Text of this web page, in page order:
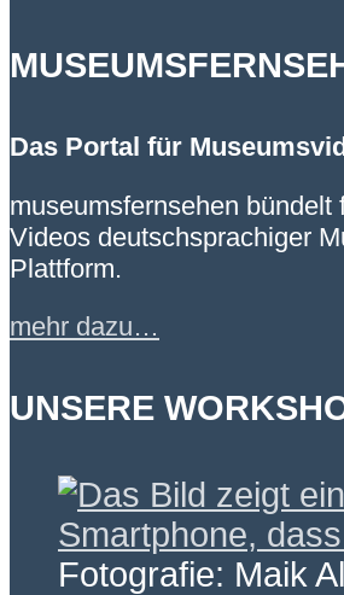
Das Portal für
museumsfernsehen bündelt
Videos deutschsprachiger
Plattform.
mehr dazu…
UNSERE
Fotografie: Maik